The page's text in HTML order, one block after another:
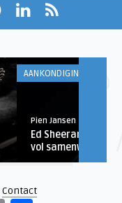
AANKONDIGINGEN
Pien Jansen
Ed Sheeran komt
vol
Contact